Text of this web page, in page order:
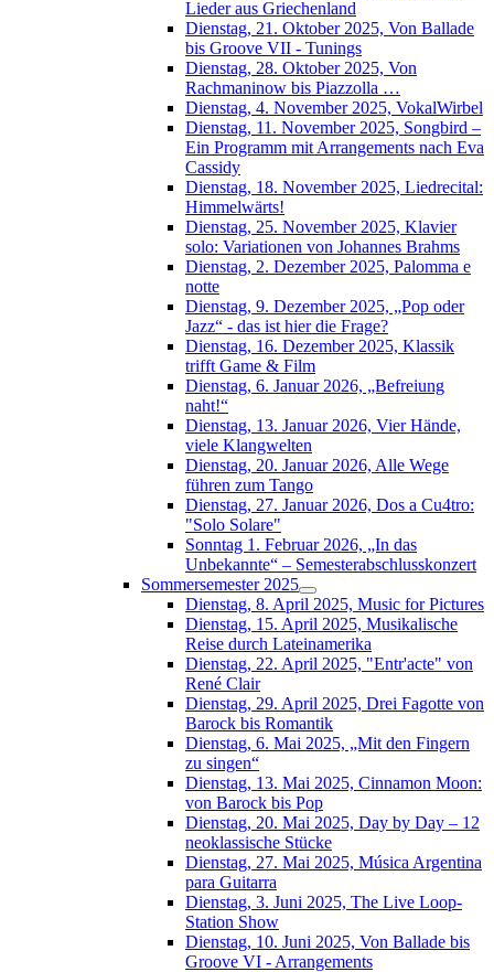
Lieder aus Griechenland
Dienstag, 21. Oktober 2025, Von Ballade
bis Groove VII - Tunings
Dienstag, 28. Oktober 2025, Von
Rachmaninow bis Piazzolla …
Dienstag, 4. November 2025, VokalWirbel
Dienstag, 11. November 2025, Songbird –
Ein Programm mit Arrangements nach Eva
Cassidy
Dienstag, 18. November 2025, Liedrecital:
Himmelwärts!
Dienstag, 25. November 2025, Klavier
solo: Variationen von Johannes Brahms
Dienstag, 2. Dezember 2025, Palomma e
notte
Dienstag, 9. Dezember 2025, „Pop oder
Jazz“ - das ist hier die Frage?
Dienstag, 16. Dezember 2025, Klassik
trifft Game & Film
Dienstag, 6. Januar 2026, „Befreiung
naht!“
Dienstag, 13. Januar 2026, Vier Hände,
viele Klangwelten
Dienstag, 20. Januar 2026, Alle Wege
führen zum Tango
Dienstag, 27. Januar 2026, Dos a Cu4tro:
"Solo Solare"
Sonntag 1. Februar 2026, „In das
Unbekannte“ – Semesterabschlusskonzert
Sommersemester 2025
Dienstag, 8. April 2025, Music for Pictures
Dienstag, 15. April 2025, Musikalische
Reise durch Lateinamerika
Dienstag, 22. April 2025, "Entr'acte" von
René Clair
Dienstag, 29. April 2025, Drei Fagotte von
Barock bis Romantik
Dienstag, 6. Mai 2025, „Mit den Fingern
zu singen“
Dienstag, 13. Mai 2025, Cinnamon Moon:
von Barock bis Pop
Dienstag, 20. Mai 2025, Day by Day – 12
neoklassische Stücke
Dienstag, 27. Mai 2025, Música Argentina
para Guitarra
Dienstag, 3. Juni 2025, The Live Loop-
Station Show
Dienstag, 10. Juni 2025, Von Ballade bis
Groove VI - Arrangements